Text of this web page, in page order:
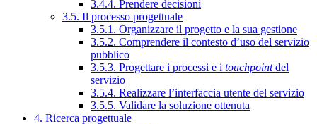
3.4.4. Prendere decisioni
3.5. Il processo progettuale
3.5.1. Organizzare il progetto e la sua gestione
3.5.2. Comprendere il contesto d’uso del servizio
pubblico
3.5.3. Progettare i processi e i touchpointdel
servizio
3.5.4. Realizzare l’interfaccia utente del servizio
3.5.5. Validare la soluzione ottenuta
4. Ricerca progettuale